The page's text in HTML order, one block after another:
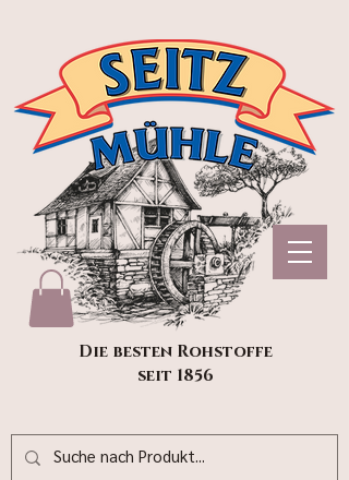
Die besten Rohstoffe
seit 1856